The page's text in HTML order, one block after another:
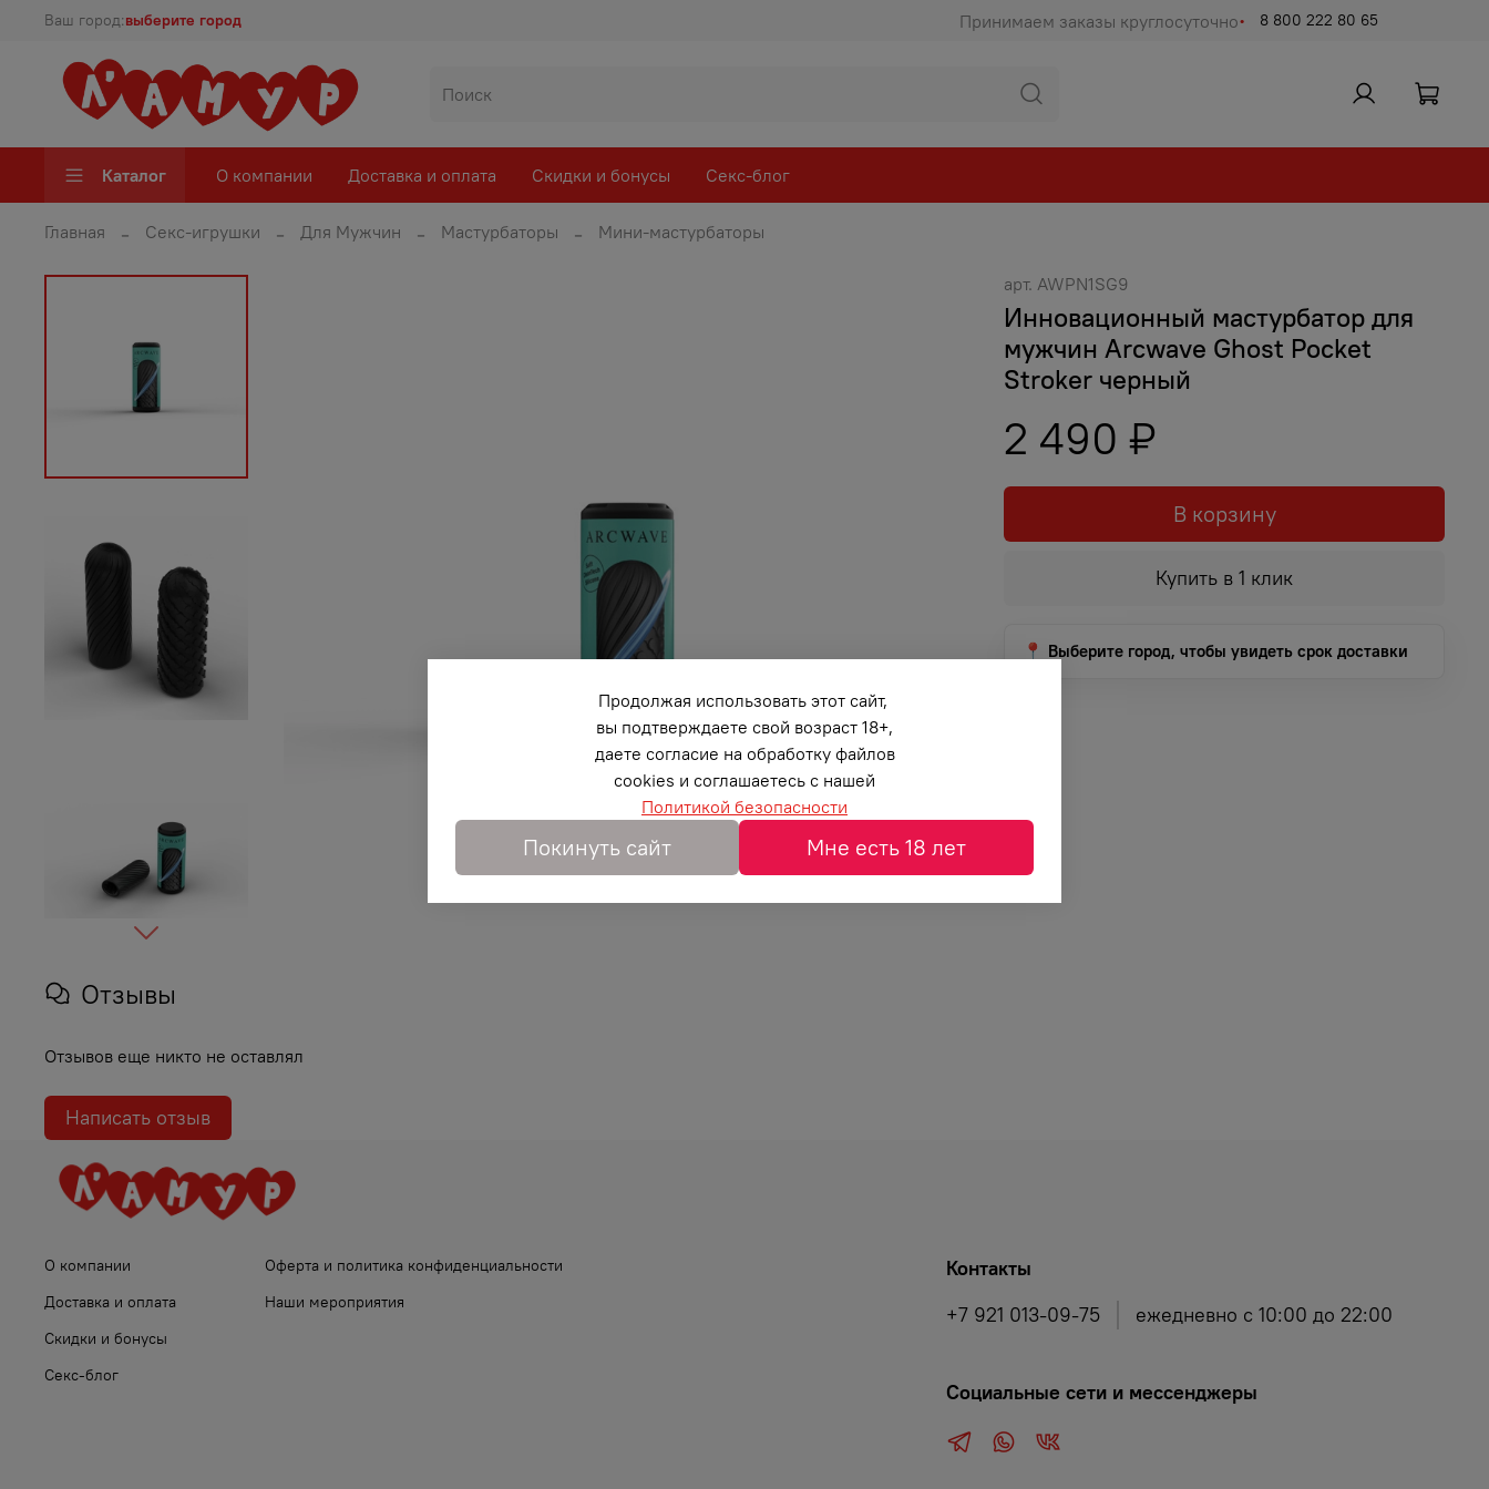
Ваш город:выберите город Принимаем заказы круглосуточно 8 800 222 80 65
Каталог О компании Доставка и оплата Скидки и бонусы Секс-блог
Главная Секс-игрушки Для Мужчин Мастурбаторы Мини-мастурбаторы
арт. AWPN1SG9
Инновационный мастурбатор для
мужчин Arcwave Ghost Pocket
Stroker черный
2 490 ₽
В корзину
Купить в 1 клик
📍 Выберите город, чтобы увидеть срок доставки
Отзывы
Отзывов еще никто не оставлял
Написать отзыв
О компании
Доставка и оплата
Скидки и бонусы
Секс-блог
Оферта и политика конфиденциальности
Наши мероприятия
Контакты
+7 921 013-09-75
ежедневно с 10:00 до 22:00
Социальные сети и мессенджеры
Продолжая использовать этот сайт,
вы подтверждаете свой возраст 18+,
даете согласие на обработку файлов
cookies и соглашаетесь с нашей
Политикой безопасности
Покинуть сайт Мне есть 18 лет